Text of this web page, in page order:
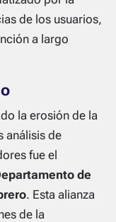
de los usuarios,
a largo
la erosión de la
análisis de
fue el
de
. Esta alianza
de la